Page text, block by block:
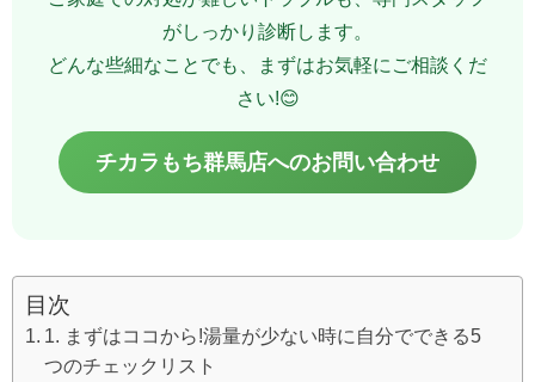
がしっかり診断します。
どんな些細なことでも、まずはお気軽にご相談くだ
さい!😊
チカラもち群馬店へのお問い合わせ
目次
1. まずはココから!湯量が少ない時に自分でできる5
つのチェックリスト